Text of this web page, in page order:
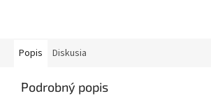
Popis Diskusia
Podrobný popis